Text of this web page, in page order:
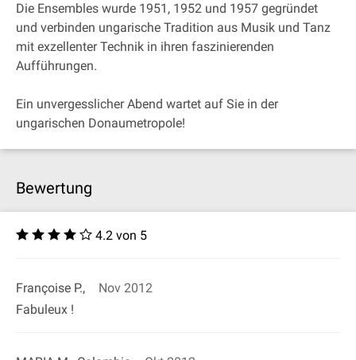
Die Ensembles wurde 1951, 1952 und 1957 gegründet
und verbinden ungarische Tradition aus Musik und Tanz
mit exzellenter Technik in ihren faszinierenden
Aufführungen.
Ein unvergesslicher Abend wartet auf Sie in der
ungarischen Donaumetropole!
Bewertung
4.2 von 5
Françoise P.,
Nov 2012
Fabuleux !